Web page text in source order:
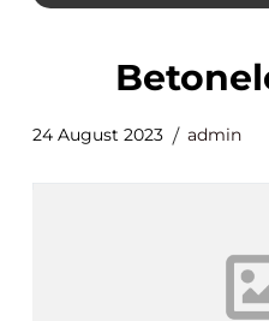
24 August 2023 admin